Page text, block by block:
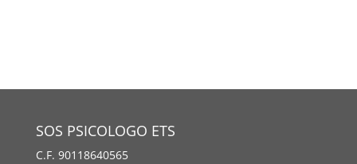
SOS PSICOLOGO ETS
C.F. 90118640565